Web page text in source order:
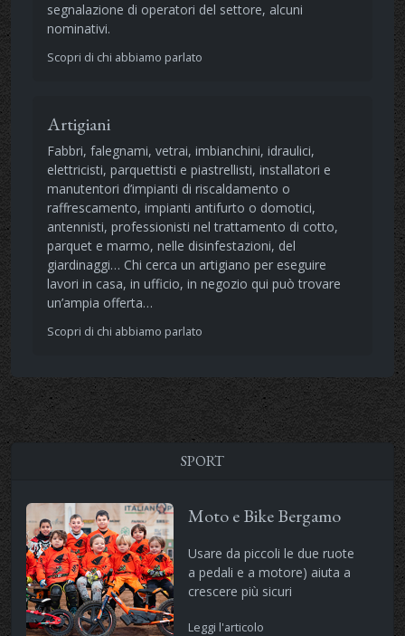
segnalazione di operatori del settore, alcuni
nominativi.
Scopri di chi abbiamo parlato
Artigiani
Fabbri, falegnami, vetrai, imbianchini, idraulici,
elettricisti, parquettisti e piastrellisti, installatori e
manutentori d’impianti di riscaldamento o
raffrescamento, impianti antifurto o domotici,
antennisti, professionisti nel trattamento di cotto,
parquet e marmo, nelle disinfestazioni, del
giardinaggi… Chi cerca un artigiano per eseguire
lavori in casa, in ufficio, in negozio qui può trovare
un’ampia offerta…
Scopri di chi abbiamo parlato
SPORT
Moto e Bike Bergamo
Usare da piccoli le due ruote
a pedali e a motore) aiuta a
crescere più sicuri
Leggi l'articolo